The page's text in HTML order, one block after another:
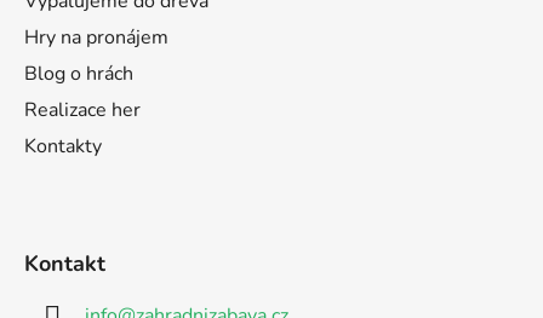
Hry na pronájem
Blog o hrách
Realizace her
Kontakty
Kontakt